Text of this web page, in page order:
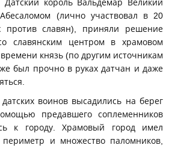
Датский король Вальдемар Великий
(лично участвовал в 20
против славян), приняли решение
славянским центром в храмовом
времени князь (по другим источникам
был прочно в руках датчан и даже
воинов высадились на берег
предавшего соплеменников
к городу. Храмовый город имел
и множество паломников,